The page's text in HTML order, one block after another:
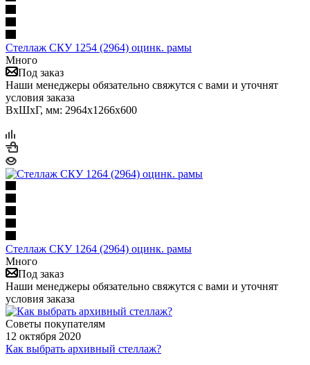
Стеллаж СКУ 1254 (2964) оцинк. рамы
Много
Под заказ
Наши менеджеры обязательно свяжутся с вами и уточнят
условия заказа
ВхШхГ, мм: 2964x1266x600
Стеллаж СКУ 1264 (2964) оцинк. рамы
Много
Под заказ
Наши менеджеры обязательно свяжутся с вами и уточнят
условия заказа
Советы покупателям
12 октября 2020
Как выбрать архивный стеллаж?